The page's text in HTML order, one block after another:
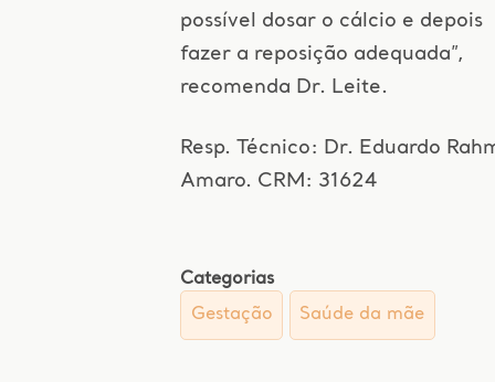
possível dosar o cálcio e depois
fazer a reposição adequada”,
recomenda Dr. Leite.
Resp. Técnico: Dr. Eduardo
Amaro. CRM: 31624
Categorias
Gestação
Saúde da mãe